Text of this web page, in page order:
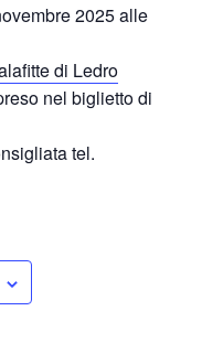
2025 alle
di Ledro
nel biglietto di
tel.